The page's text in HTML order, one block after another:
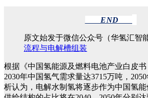
END
原文始发于微信公众号（华氢汇智
流程与电解槽组装
根据《中国氢能源及燃料电池产业白皮书
2030年中国氢气需求量达3715万吨，
析认为，电解水制氢将逐步作为中国氢